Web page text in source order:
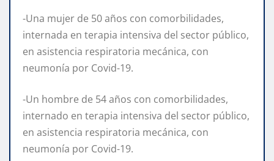
-Una mujer de 50 años con comorbilidades,
internada en terapia intensiva del sector público,
en asistencia respiratoria mecánica, con
neumonía por Covid-19.
-Un hombre de 54 años con comorbilidades,
internado en terapia intensiva del sector público,
en asistencia respiratoria mecánica, con
neumonía por Covid-19.